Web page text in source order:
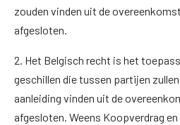
zouden vinden uit de
afgesloten.
2. Het Belgisch recht is het
geschillen die tussen partijen
aanleiding vinden uit de
afgesloten. Weens Koopverdrag en